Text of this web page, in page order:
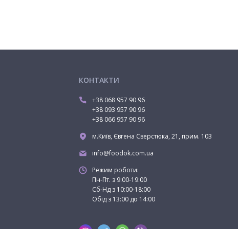
КОНТАКТИ
+38 068 957 90 96
+38 093 957 90 96
+38 066 957 90 96
м.Київ, Євгена Сверстюка, 21, прим. 103
info@foodok.com.ua
Режим роботи:
Пн-Пт. з 9:00-19:00
Сб-Нд з 10:00-18:00
Обід з 13:00 до 14:00